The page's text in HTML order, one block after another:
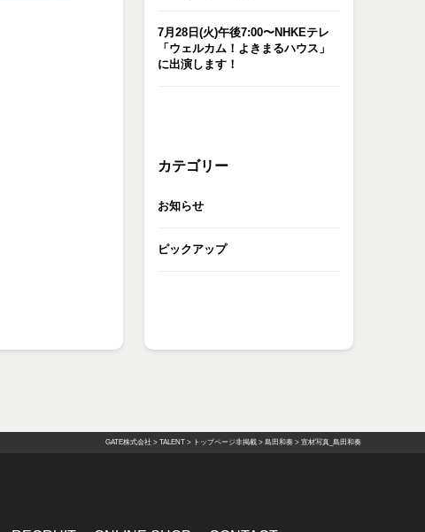
7月28日(火)午後7:00〜NHKEテレ
「ウェルカム！よきまるハウス」
に出演します！
カテゴリー
お知らせ
ピックアップ
GATE株式会社 > TALENT > トップページ非掲載 > 島田和奏 > 宣材写真_島田和奏